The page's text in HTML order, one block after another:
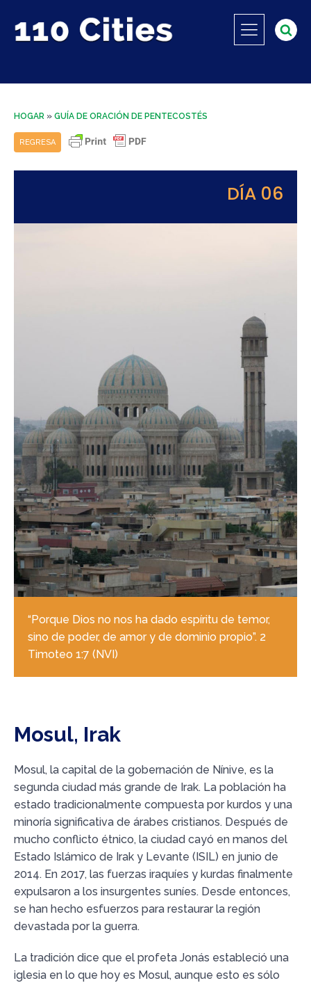
HOGAR » GUÍA DE ORACIÓN DE PENTECOSTÉS
REGRESA
DÍA 06
“Porque Dios no nos ha dado espíritu de temor,
sino de poder, de amor y de dominio propio”. 2
Timoteo 1:7 (NVI)
Mosul, Irak
Mosul, la capital de la gobernación de Nínive, es la
segunda ciudad más grande de Irak. La población ha
estado tradicionalmente compuesta por kurdos y una
minoría significativa de árabes cristianos. Después de
mucho conflicto étnico, la ciudad cayó en manos del
Estado Islámico de Irak y Levante (ISIL) en junio de
2014. En 2017, las fuerzas iraquíes y kurdas finalmente
expulsaron a los insurgentes suníes. Desde entonces,
se han hecho esfuerzos para restaurar la región
devastada por la guerra.
La tradición dice que el profeta Jonás estableció una
iglesia en lo que hoy es Mosul, aunque esto es sólo